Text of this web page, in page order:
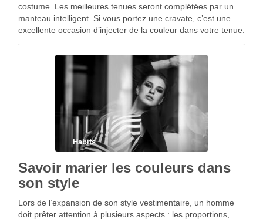
costume. Les meilleures tenues seront complétées par un
manteau intelligent. Si vous portez une cravate, c’est une
excellente occasion d’injecter de la couleur dans votre tenue.
Habits
Savoir marier les couleurs dans
son style
Lors de l’expansion de son style vestimentaire, un homme
doit prêter attention à plusieurs aspects : les proportions,